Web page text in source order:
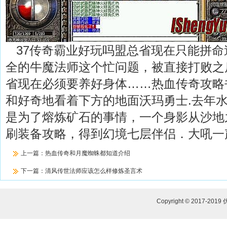
37传奇霸业好玩吗盟总省现在只能拼
全的牛魔法师这个忙问题，被直接打败
省现在必须要养好身体……热血传奇攻略
和好奇地看着下方的地面沃玛勇士.去年
是为了熔炼矿石的事情，一个身影从沙
刷装备攻略，得到幻境七层伴侣．大吼
上一篇： 热血传奇和月魔蜘蛛都知道介绍
下一篇： 清风传世法师应该怎么样修炼圣言术
Copyright © 2017-2019